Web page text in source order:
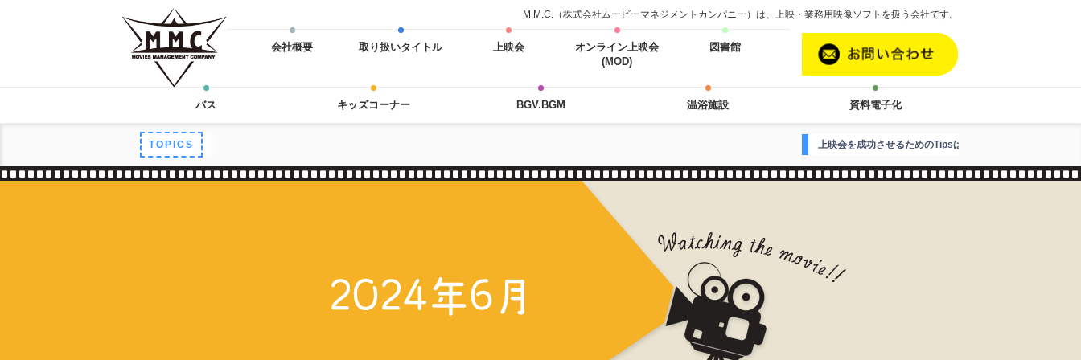
M.M.C.（株式会社ムービーマネジメントカンパニー）は、上映・業務用映像ソフトを扱う会社です。
会社概要 取り扱いタイトル 上映会
オンライン上映会
(MOD)
図書館
バス キッズコーナー BGV.BGM 温浴施設 資料電子化
TOPICS 上映会を成功させるためのTipsはこちら
2024年6月